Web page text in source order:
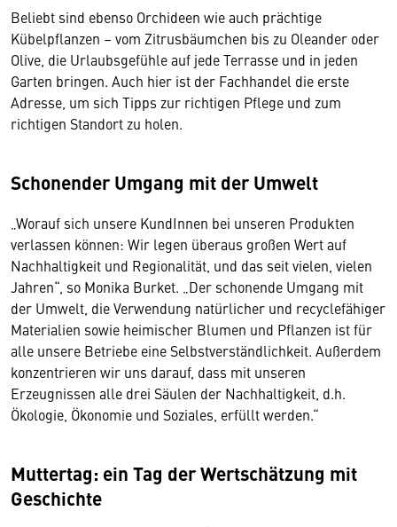
Beliebt sind ebenso Orchideen wie auch prächtige
Kübelpflanzen – vom Zitrusbäumchen bis zu Oleander oder
Olive, die Urlaubsgefühle auf jede Terrasse und in jeden
Garten bringen. Auch hier ist der Fachhandel die erste
Adresse, um sich Tipps zur richtigen Pflege und zum
richtigen Standort zu holen.
Schonender Umgang mit der Umwelt
„Worauf sich unsere KundInnen bei unseren Produkten
verlassen können: Wir legen überaus großen Wert auf
Nachhaltigkeit und Regionalität, und das seit vielen, vielen
Jahren“, so Monika Burket. „Der schonende Umgang mit
der Umwelt, die Verwendung natürlicher und recyclefähiger
Materialien sowie heimischer Blumen und Pflanzen ist für
alle unsere Betriebe eine Selbstverständlichkeit. Außerdem
konzentrieren wir uns darauf, dass mit unseren
Erzeugnissen alle drei Säulen der Nachhaltigkeit, d.h.
Ökologie, Ökonomie und Soziales, erfüllt werden.“
Muttertag: ein Tag der Wertschätzung mit
Geschichte